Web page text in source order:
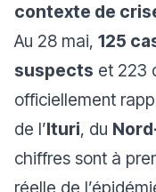
contexte de
Au 28 mai, 125
suspects et 223
officiellement
de l’Ituri, du
chiffres sont à
réelle de